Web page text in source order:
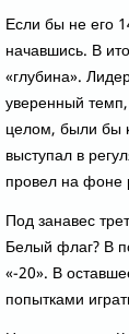
Если бы не его
начавшись. В
«глубина».
уверенный
целοм, были бы
выступал в
провел на фоне
Под занавес
Белый флаг? В
«-20». В
попытками